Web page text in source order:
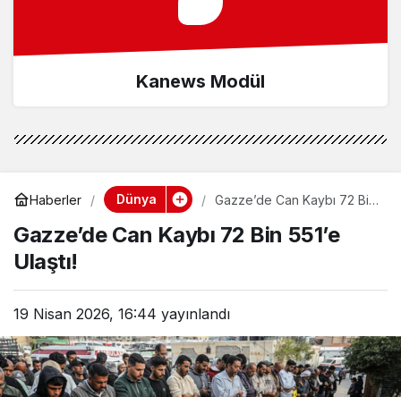
Kanews Modül
Haberler Dünya
Gazze’de Can Kaybı 72 Bin
Gazze’de Can Kaybı 72 Bin 551’e
Ulaştı!
19 Nisan 2026, 16:44 yayınlandı